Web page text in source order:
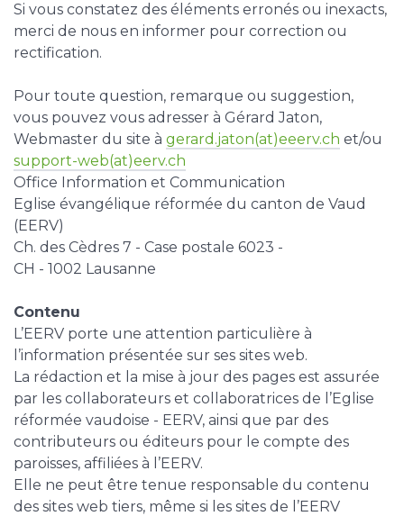
Si vous constatez des éléments erronés ou inexacts,
merci de nous en informer pour correction ou
rectification.
Pour toute question, remarque ou suggestion,
vous pouvez vous adresser à Gérard Jaton,
Webmaster du site à gerard.jaton(at)eeerv.ch et/ou
support-web(at)eerv.ch
Office Information et Communication
Eglise évangélique réformée du canton de Vaud
(EERV)
Ch. des Cèdres 7 - Case postale 6023 -
CH - 1002 Lausanne
Contenu
L’EERV porte une attention particulière à
l’information présentée sur ses sites web.
La rédaction et la mise à jour des pages est assurée
par les collaborateurs et collaboratrices de l’Eglise
réformée vaudoise - EERV, ainsi que par des
contributeurs ou éditeurs pour le compte des
paroisses, affiliées à l’EERV.
Elle ne peut être tenue responsable du contenu
des sites web tiers, même si les sites de l’EERV